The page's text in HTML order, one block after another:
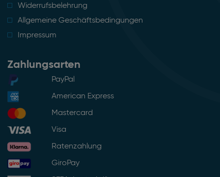
Widerrufsbelehrung
Allgemeine Geschäftsbedingungen
Impressum
Zahlungsarten
PayPal
American Express
Mastercard
Visa
Ratenzahlung
GiroPay